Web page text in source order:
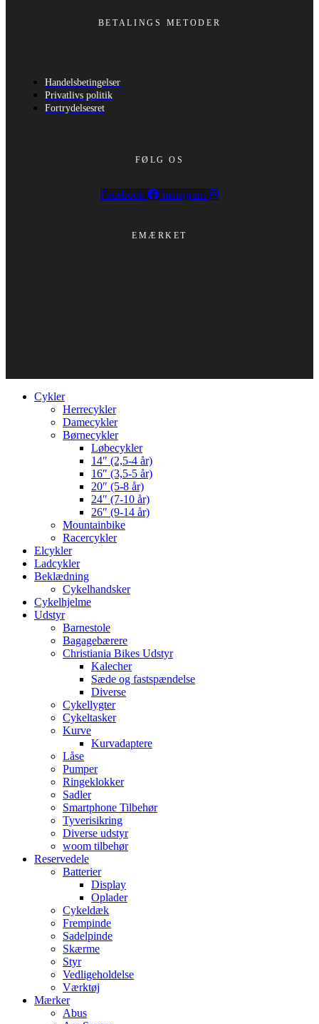
BETALINGS METODER
Handelsbetingelser
Privatlivs politik
Fortrydelsesret
FØLG OS
Facebook Instagram
EMÆRKET
Cykler
Herrecykler
Damecykler
Børnecykler
Løbecykler
14″ (2,5-4 år)
16″ (3,5-5 år)
20″ (5-8 år)
24″ (7-10 år)
26″ (9-14 år)
Mountainbike
Racercykler
Elcykler
Ladcykler
Beklædning
Cykelhandsker
Cykelhjelme
Udstyr
Barnestole
Bagagebærere
Christiania Bikes Udstyr
Kalecher
Sæde og fastspændelse
Diverse
Cykellygter
Cykeltasker
Kurve
Kurvadaptere
Låse
Pumper
Ringeklokker
Sadler
Smartphone Tilbehør
Tyverisikring
Diverse udstyr
woom tilbehør
Reservedele
Batterier
Display
Oplader
Cykeldæk
Frempinde
Sadelpinde
Skærme
Styr
Vedligeholdelse
Værktøj
Mærker
Abus